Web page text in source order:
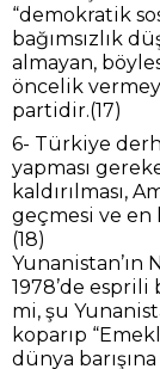
“demokratik
bağımsızlık
almayan,
öncelik
partidir.(17)
6- Türkiye
yapması
kaldırılması,
geçmesi ve en
(18)
Yunanistan’ın
1978’de esprili
mi, şu
koparıp
dünya